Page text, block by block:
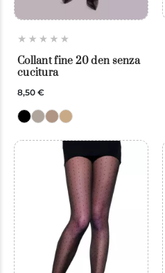
Collant fine 20 den senza
cucitura
8,50 €